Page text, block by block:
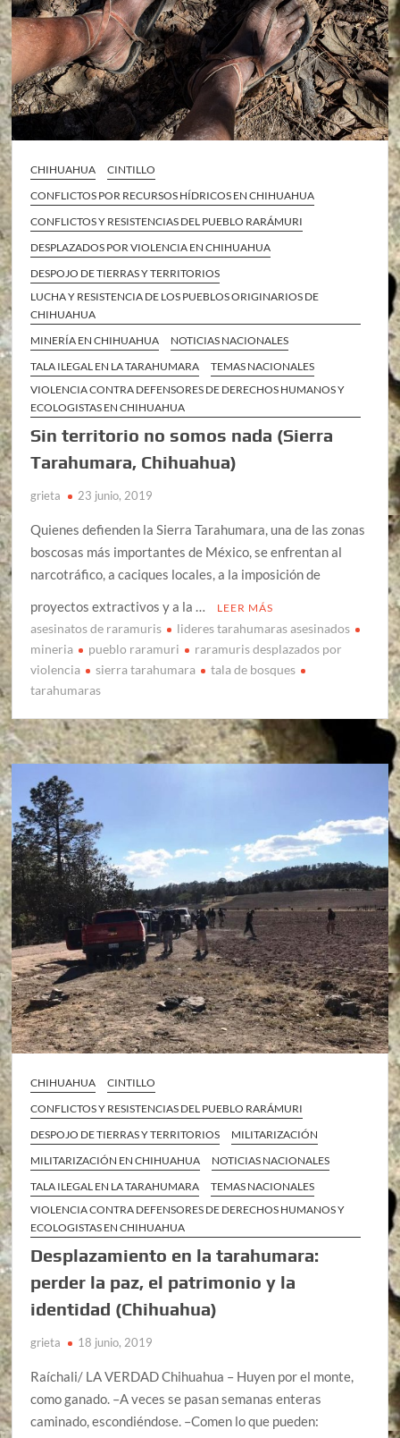
CHIHUAHUA
CINTILLO
CONFLICTOS POR RECURSOS HÍDRICOS EN CHIHUAHUA
CONFLICTOS Y RESISTENCIAS DEL PUEBLO RARÁMURI
DESPLAZADOS POR VIOLENCIA EN CHIHUAHUA
DESPOJO DE TIERRAS Y TERRITORIOS
LUCHA Y RESISTENCIA DE LOS PUEBLOS ORIGINARIOS DE
CHIHUAHUA
MINERÍA EN CHIHUAHUA
NOTICIAS NACIONALES
TALA ILEGAL EN LA TARAHUMARA
TEMAS NACIONALES
VIOLENCIA CONTRA DEFENSORES DE DERECHOS HUMANOS Y
ECOLOGISTAS EN CHIHUAHUA
Sin territorio no somos nada (Sierra
Tarahumara, Chihuahua)
grieta 23 junio, 2019
Quienes defienden la Sierra Tarahumara, una de las zonas
boscosas más importantes de México, se enfrentan al
narcotráfico, a caciques locales, a la imposición de
proyectos extractivos y a la …
LEER MÁS
asesinatos de raramuris
lideres tarahumaras asesinados
mineria
pueblo raramuri
raramuris desplazados por
violencia
sierra tarahumara
tala de bosques
tarahumaras
CHIHUAHUA
CINTILLO
CONFLICTOS Y RESISTENCIAS DEL PUEBLO RARÁMURI
DESPOJO DE TIERRAS Y TERRITORIOS
MILITARIZACIÓN
MILITARIZACIÓN EN CHIHUAHUA
NOTICIAS NACIONALES
TALA ILEGAL EN LA TARAHUMARA
TEMAS NACIONALES
VIOLENCIA CONTRA DEFENSORES DE DERECHOS HUMANOS Y
ECOLOGISTAS EN CHIHUAHUA
Desplazamiento en la tarahumara:
perder la paz, el patrimonio y la
identidad (Chihuahua)
grieta 18 junio, 2019
Raíchali/ LA VERDAD Chihuahua – Huyen por el monte,
como ganado. –A veces se pasan semanas enteras
caminado, escondiéndose. –Comen lo que pueden: